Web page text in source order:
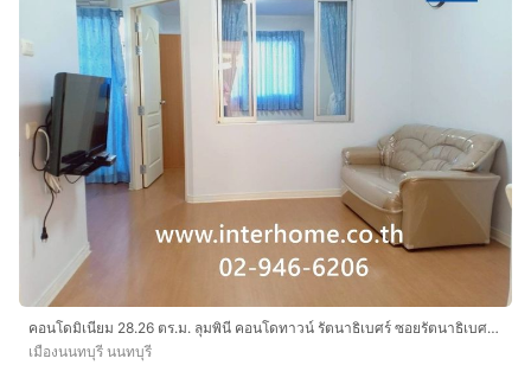
คอนโดมิเนียม 28.26 ตร.ม. ลุมพินี คอนโดทาวน์ รัตนาธิเบศร์ ซอยรัตนาธิเบศร์26 ถนนรัตนาธิเบศร์ ถนนหมายเลข302 เมืองนนทบุรี นนทบุรี
เมืองนนทบุรี นนทบุรี